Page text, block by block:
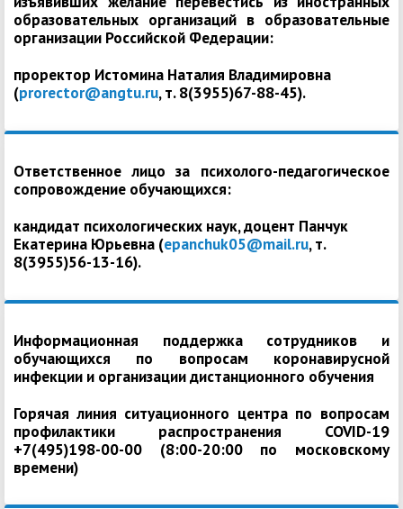
образовательных организаций в образовательные
организации Российской Федерации:
проректор Истомина Наталия Владимировна
(prorector@angtu.ru, т. 8(3955)67-88-45).
Ответственное лицо за психолого-педагогическое
сопровождение обучающихся:
кандидат психологических наук, доцент Панчук
Екатерина Юрьевна (epanchuk05@mail.ru, т.
8(3955)56-13-16).
Информационная поддержка сотрудников и
обучающихся по вопросам коронавирусной
инфекции и организации дистанционного обучения
Горячая линия ситуационного центра по вопросам
профилактики распространения COVID-19
+7(495)198-00-00 (8:00-20:00 по московскому
времени)